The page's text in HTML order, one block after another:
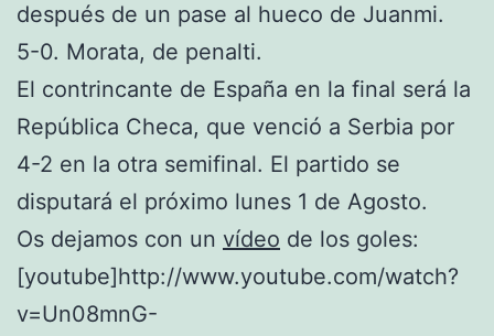
después de un pase al hueco de Juanmi.
5-0. Morata, de penalti.
El contrincante de España en la final será la
República Checa, que venció a Serbia por
4-2 en la otra semifinal. El partido se
disputará el próximo lunes 1 de Agosto.
Os dejamos con un vídeo de los goles:
[youtube]http://www.youtube.com/watch?
v=Un08mnG-